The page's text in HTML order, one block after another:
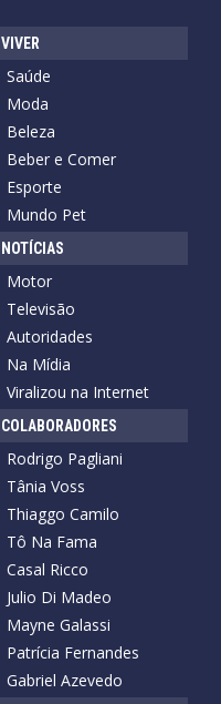
VIVER
Saúde
Moda
Beleza
Beber e Comer
Esporte
Mundo Pet
NOTÍCIAS
Motor
Televisão
Autoridades
Na Mídia
Viralizou na Internet
COLABORADORES
Rodrigo Pagliani
Tânia Voss
Thiaggo Camilo
Tô Na Fama
Casal Ricco
Julio Di Madeo
Mayne Galassi
Patrícia Fernandes
Gabriel Azevedo